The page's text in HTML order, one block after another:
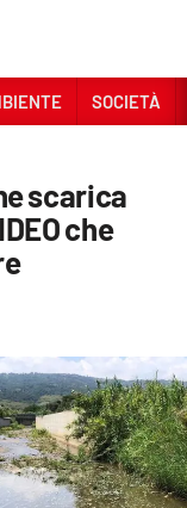
SOCIETÀ
scarica
che